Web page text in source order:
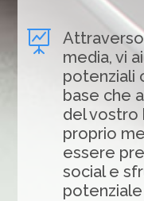

Attraverso
media, vi
potenziali
base che
del vostro
proprio
essere
social e